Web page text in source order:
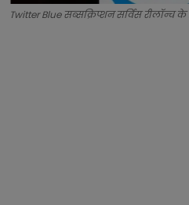
Twitter Blue सब्सक्रिप्शन सर्विस रीलॉन्च